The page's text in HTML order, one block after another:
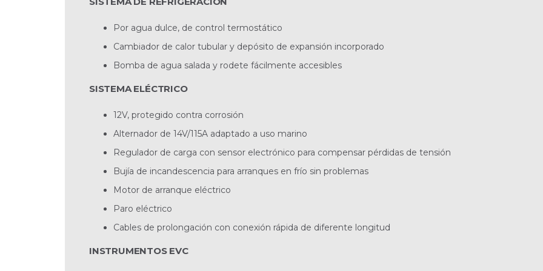
Por agua dulce, de control termostático
Cambiador de calor tubular y depósito de expan­sión incorporado
Bomba de agua salada y rodete fácilmente ac­cesibles
SISTEMA ELÉCTRICO
12V, protegido contra corrosión
Alternador de 14V/115A adaptado a uso marino
Regulador de carga con sensor electrónico para compensar pérdidas de tensión
Bujía de incandescencia para arranques en frío sin problemas
Motor de arranque eléctrico
Paro eléctrico
Cables de prolongación con conexión rápida de diferente longitud
INSTRUMENTOS EVC